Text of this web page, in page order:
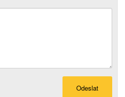
Odeslat